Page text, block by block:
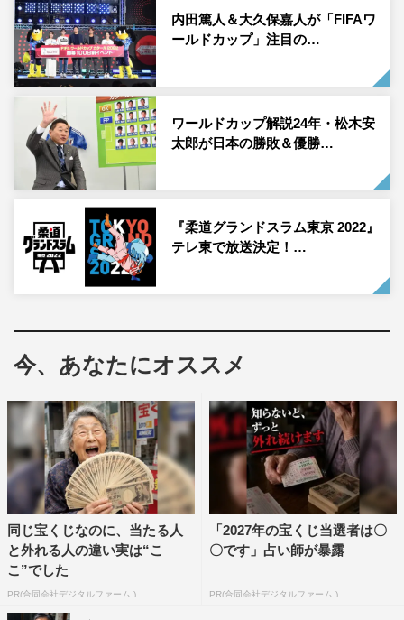
前イベントスペース
東京メトロ半蔵門線渋谷駅 B2階
（東急田園都市線・東京メトロ半蔵門線と東急東横線・東
京メトロ副都心線を結ぶ地下通路）
・撮影にはスマートフォンが必要となります。
・諸事情により、内容等の変更・イベント中止となる場合
がございますので予めご了承ください。
・当イベントについて駅係員へのお問い合わせはご遠慮く
『FIFAワールドカップ カタール2022』PickUpランキンちかみち地図
©フジテレビ
番組情報
内田篤人＆大久保嘉人が「FIFAワ
ールドカップ」注目の…
ワールドカップ解説24年・松木安
太郎が日本の勝敗＆優勝…
『柔道グランドスラム東京 2022』
テレ東で放送決定！…
今、あなたにオススメ
同じ宝くじなのに、当たる人
と外れる人の違い実は“こ
こ”でした
PR(合同会社デジタルファーム )
「2027年の宝くじ当選者は〇
〇です」占い師が暴露
PR(合同会社デジタルファーム )